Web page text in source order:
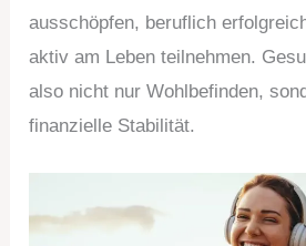
ausschöpfen, beruflich
aktiv am Leben teilnehmen.
also nicht nur Wohlbefinden,
finanzielle Stabilität.